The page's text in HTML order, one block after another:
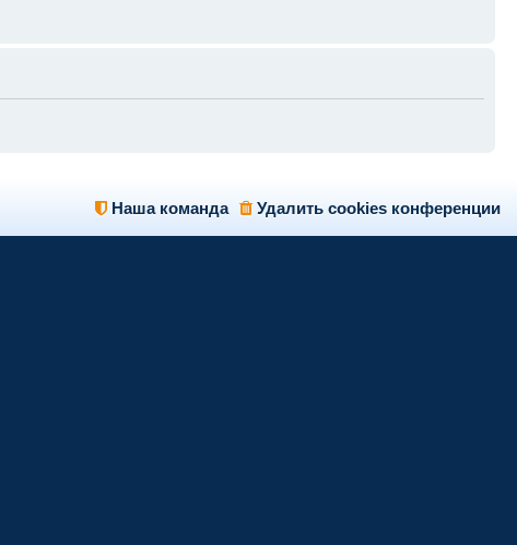
Удалить cookies конференции
Наша команда